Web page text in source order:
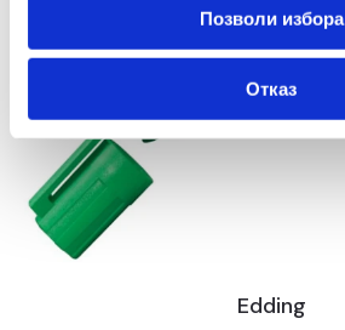
Позволи избора
Отказ
Edding